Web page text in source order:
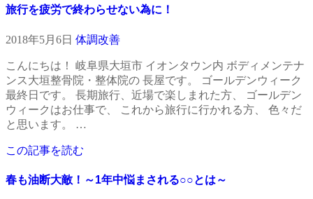
旅行を疲労で終わらせない為に！
2018年5月6日 体調改善
こんにちは！ 岐阜県大垣市 イオンタウン内 ボディメンテナ
ンス大垣整骨院・整体院の 長屋です。 ゴールデンウィーク
最終日です。 長期旅行、近場で楽しまれた方、 ゴールデン
ウィークはお仕事で、 これから旅行に行かれる方、 色々だ
と思います。 …
この記事を読む
春も油断大敵！～1年中悩まされる○○とは～